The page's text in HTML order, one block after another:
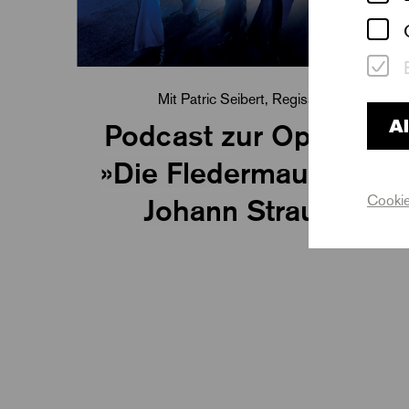
Mit Patric Seibert, Regisseur
Podcast zur Operette
»Die Fledermaus« von
Johann Strauss